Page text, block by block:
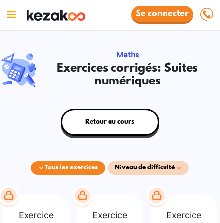
Se connecter
Maths
Exercices corrigés: Suites
numériques
Tous les exercices Niveau de difficulté
Retour au cours
Exercice Exercice Exercice